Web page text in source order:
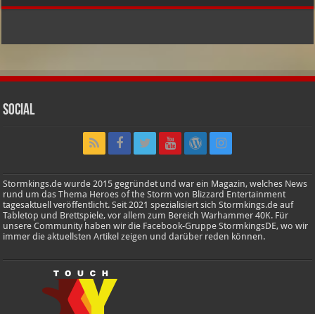
Social
Stormkings.de wurde 2015 gegründet und war ein Magazin, welches News
rund um das Thema Heroes of the Storm von Blizzard Entertainment
tagesaktuell veröffentlicht. Seit 2021 spezialisiert sich Stormkings.de auf
Tabletop und Brettspiele, vor allem zum Bereich Warhammer 40K. Für
unsere Community haben wir die Facebook-Gruppe StormkingsDE, wo wir
immer die aktuellsten Artikel zeigen und darüber reden können.